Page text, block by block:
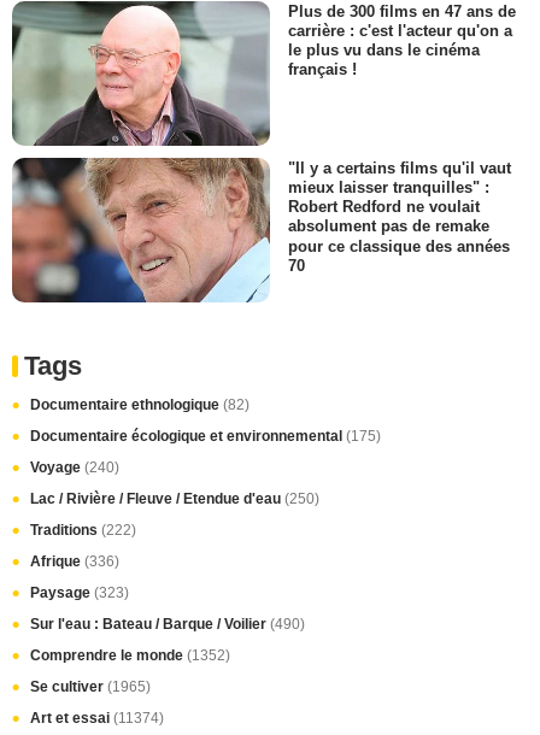
Plus de 300 films en 47 ans de
carrière : c'est l'acteur qu'on a
le plus vu dans le cinéma
français !
"Il y a certains films qu'il vaut
mieux laisser tranquilles" :
Robert Redford ne voulait
absolument pas de remake
pour ce classique des années
70
Tags
Documentaire ethnologique (82)
Documentaire écologique et environnemental (175)
Voyage (240)
Lac / Rivière / Fleuve / Etendue d'eau (250)
Traditions (222)
Afrique (336)
Paysage (323)
Sur l'eau : Bateau / Barque / Voilier (490)
Comprendre le monde (1352)
Se cultiver (1965)
Art et essai (11374)